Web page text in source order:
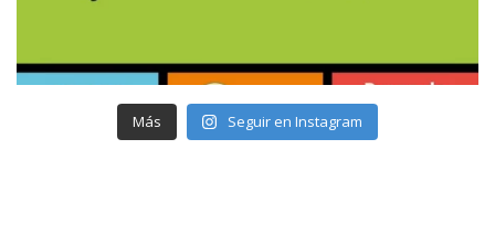
Más Seguir en Instagram